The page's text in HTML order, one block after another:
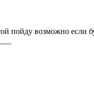
пойду возможно если